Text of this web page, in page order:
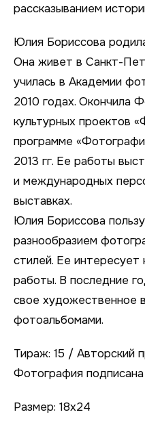
рассказыванием
Юлия Бориссова
Она живет в Санкт-
училась в Академии
2010 годах. Окончила
культурных проектов
программе
2013 гг. Ее работы
и международных
выставках.
Юлия Бориссова
разнообразием
стилей. Ее интересует
работы. В последние
свое художественное
фотоальбомами.
Тираж: 15 / Авторский
Фотография
Размер: 18х24